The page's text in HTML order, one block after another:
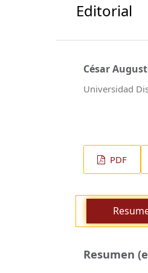
Editorial
César
Universidad
PDF
Resumen